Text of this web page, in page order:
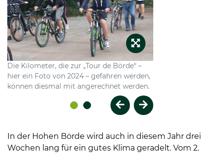
Ehrenamt und Engagement
Die Kilometer, die zur „Tour de Börde“ –
hier ein Foto von 2024 – gefahren werden,
können diesmal mit angerechnet werden.
Vorheriges Element
Nächstes Element
In der Hohen Börde wird auch in diesem Jahr drei
Wochen lang für ein gutes Klima geradelt. Vom 2.